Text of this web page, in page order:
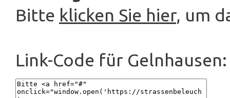
Bitte klicken Sie hier, um
Link-Code für Gelnhausen: